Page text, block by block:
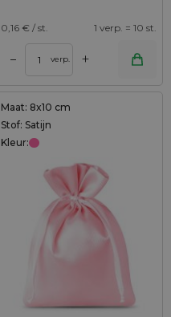
0,16 € / st. 1 verp. = 10 st.
– verp. +
Maat: 8x10 cm
Stof: Satijn
Kleur: